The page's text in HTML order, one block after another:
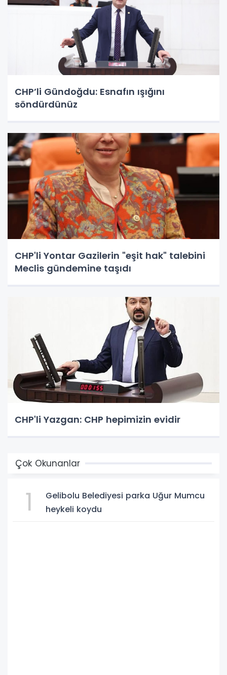
CHP’li Gündoğdu: Esnafın ışığını
söndürdünüz
CHP'li Yontar Gazilerin "eşit hak" talebini
Meclis gündemine taşıdı
CHP'li Yazgan: CHP hepimizin evidir
Çok Okunanlar
1
Gelibolu Belediyesi parka Uğur Mumcu
heykeli koydu